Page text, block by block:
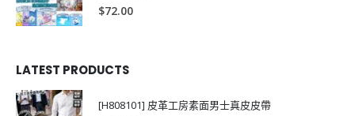
0
$72.00
LATEST PRODUCTS
[H808101] 皮革工房素面男士真皮皮帶